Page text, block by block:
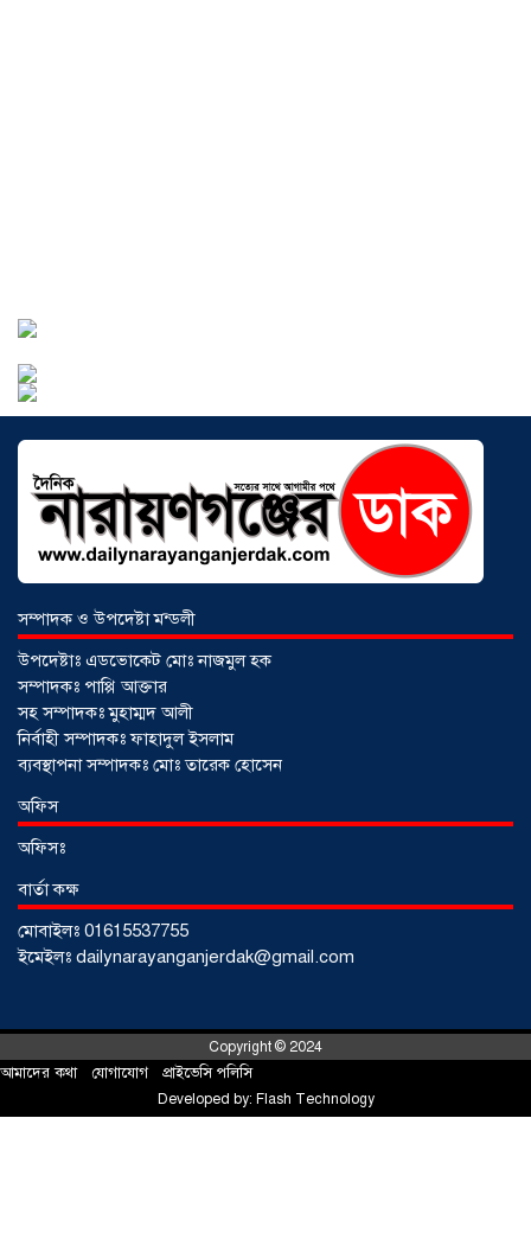
শর্টগান
০৩ আগস্ট ২০২৬
সম্পাদক ও উপদেষ্টা মন্ডলী
উপদেষ্টাঃ এডভোকেট মোঃ নাজমুল হক
সম্পাদকঃ পাপ্পি আক্তার
সহ সম্পাদকঃ মুহাম্মদ আলী
নির্বাহী সম্পাদকঃ ফাহাদুল ইসলাম
ব্যবস্থাপনা সম্পাদকঃ মোঃ তারেক হোসেন
অফিস
অফিসঃ
বার্তা কক্ষ
মোবাইলঃ 01615537755
ইমেইলঃ dailynarayanganjerdak@gmail.com
Copyright © 2024
আমাদের কথা যোগাযোগ প্রাইভেসি পলিসি
Developed by: Flash Technology